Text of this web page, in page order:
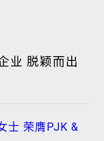
业 脱颖而出